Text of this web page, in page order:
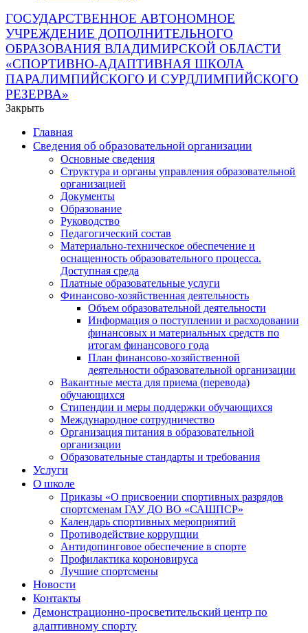
ГОСУДАРСТВЕННОЕ АВТОНОМНОЕ
УЧРЕЖДЕНИЕ ДОПОЛНИТЕЛЬНОГО
ОБРАЗОВАНИЯ ВЛАДИМИРСКОЙ ОБЛАСТИ
«СПОРТИВНО-АДАПТИВНАЯ ШКОЛА
ПАРАЛИМПИЙСКОГО И СУРДЛИМПИЙСКОГО
РЕЗЕРВА»
Закрыть
Главная
Сведения об образовательной организации
Основные сведения
Структура и органы управления образовательной
организацией
Документы
Образование
Руководство
Педагогический состав
Материально-техническое обеспечение и
оснащенность образовательного процесса.
Доступная среда
Платные образовательные услуги
Финансово-хозяйственная деятельность
Объем образовательной деятельности
Информация о поступлении и расходовании
финансовых и материальных средств по
итогам финансового года
План финансово-хозяйственной
деятельности образовательной организации
Вакантные места для приема (перевода)
обучающихся
Стипендии и меры поддержки обучающихся
Международное сотрудничество
Организация питания в образовательной
организации
Образовательные стандарты и требования
Услуги
О школе
Приказы «О присвоении спортивных разрядов
спортсменам ГАУ ДО ВО «САШПСР»
Календарь спортивных мероприятий
Противодействие коррупции
Антидопинговое обеспечение в спорте
Профилактика короновируса
Лучшие спортсмены
Новости
Контакты
Демонстрационно-просветительский центр по
адаптивному спорту